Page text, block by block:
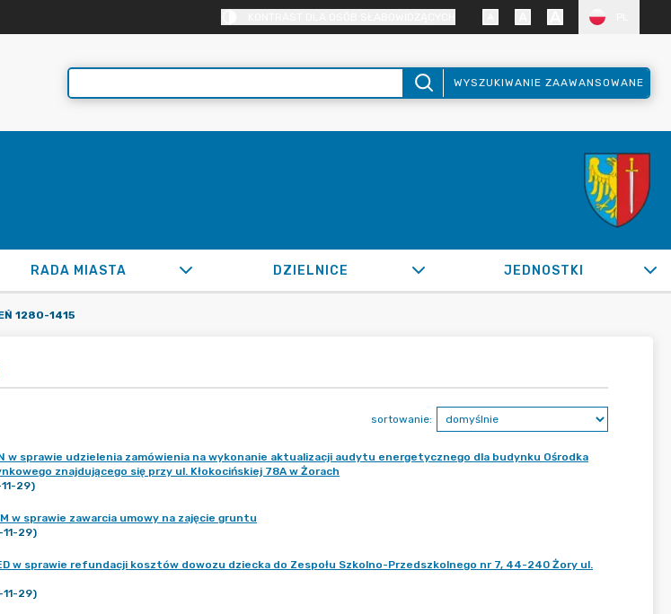
WYSZUKIWANIE ZAAWANSOWANE
RADA MIASTA DZIELNICE JEDNOSTKI
1280-1415
sortowanie:
w sprawie udzielenia zamówienia na wykonanie aktualizacji audytu energetycznego dla budynku Ośrodka
znajdującego się przy ul. Kłokocińskiej 78A w Żorach
29)
w sprawie zawarcia umowy na zajęcie gruntu
29)
w sprawie refundacji kosztów dowozu dziecka do Zespołu Szkolno-Przedszkolnego nr 7, 44-240 Żory ul.
29)